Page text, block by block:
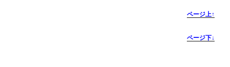
ページ上↑
ページ下↓